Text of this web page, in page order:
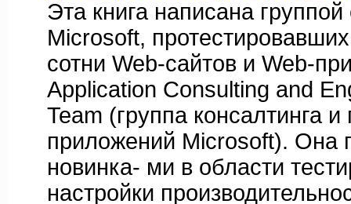
Эта книга написана
Microsoft,
сотни Web-сайтов и Web-
Application Consulting and
Team (группа консалтинга
приложений Microsoft). Она
новинка- ми в области
настройки